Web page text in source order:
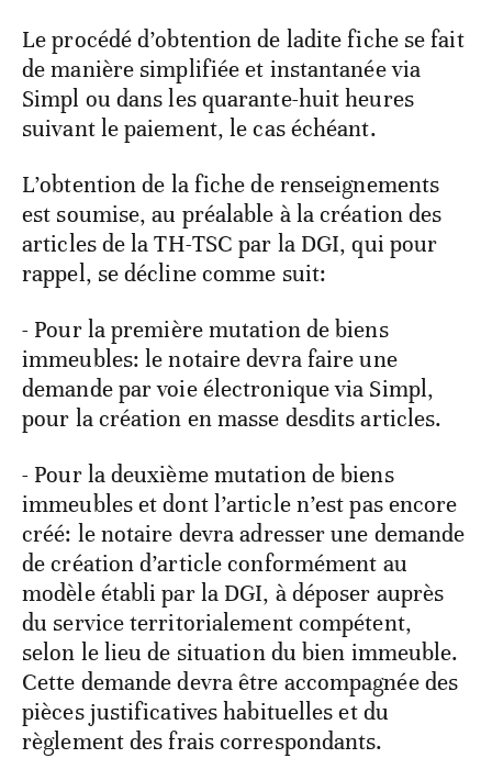
Le procédé d’obtention de ladite fiche se fait
de manière simplifiée et instantanée via
Simpl ou dans les quarante-huit heures
suivant le paiement, le cas échéant.
L’obtention de la fiche de renseignements
est soumise, au préalable à la création des
articles de la TH-TSC par la DGI, qui pour
rappel, se décline comme suit:
- Pour la première mutation de biens
immeubles: le notaire devra faire une
demande par voie électronique via Simpl,
pour la création en masse desdits articles.
- Pour la deuxième mutation de biens
immeubles et dont l’article n’est pas encore
créé: le notaire devra adresser une demande
de création d’article conformément au
modèle établi par la DGI, à déposer auprès
du service territorialement compétent,
selon le lieu de situation du bien immeuble.
Cette demande devra être accompagnée des
pièces justificatives habituelles et du
règlement des frais correspondants.